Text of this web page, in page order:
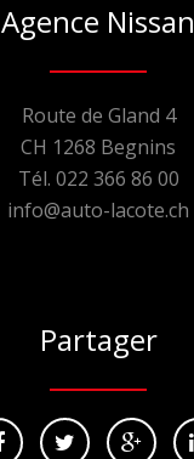
Agence Nissan
Route de Gland 4
CH 1268 Begnins
Tél. 022 366 86 00
info@auto-lacote.ch
Partager